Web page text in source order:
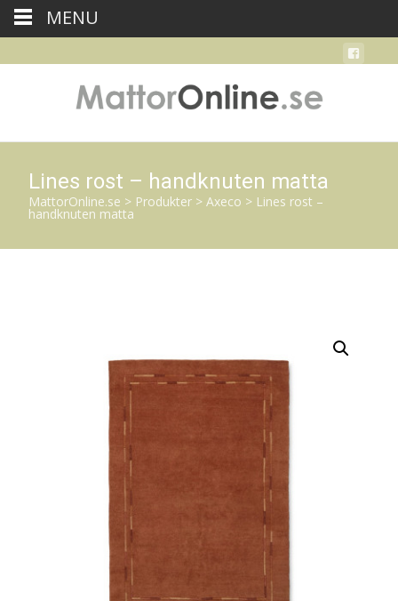
Lines rost – handknuten matta
MattorOnline.se > Produkter > Axeco > Lines rost –
handknuten matta
MENU